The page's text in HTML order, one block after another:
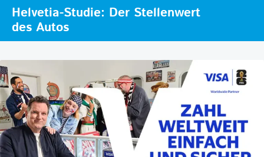
Helvetia-Studie: Der Stellenwert
des Autos